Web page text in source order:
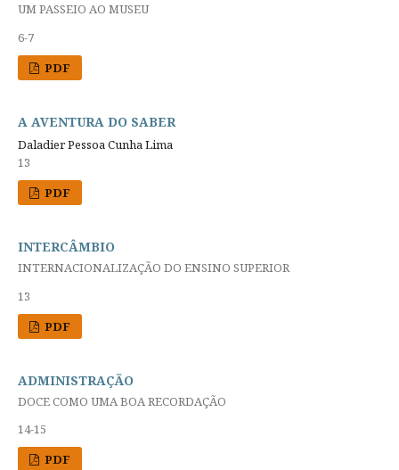
UM PASSEIO AO MUSEU
6-7
PDF
A AVENTURA DO SABER
Daladier Pessoa Cunha Lima
13
PDF
INTERCÂMBIO
INTERNACIONALIZAÇÃO DO ENSINO SUPERIOR
13
PDF
ADMINISTRAÇÃO
DOCE COMO UMA BOA RECORDAÇÃO
14-15
PDF